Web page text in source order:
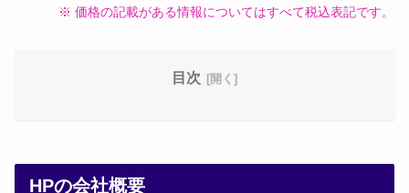
※ 価格の記載がある情報についてはすべて税込表記です。
目次
HPの会社概要